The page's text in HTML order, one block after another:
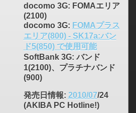
docomo 3G: FOMAエリア
(2100)
docomo 3G: FOMAプラス
エリア(800) - SK17a:バン
ド5(850) で使用可能
SoftBank 3G: バンド
1(2100)、プラチナバンド
(900)
発売日情報: 2010/07/24
(AKIBA PC Hotline!)